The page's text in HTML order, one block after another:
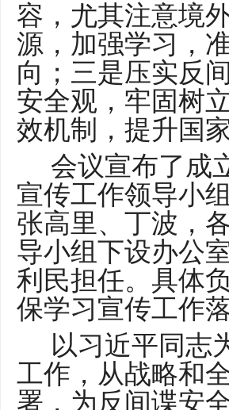
容，尤其注意境
源，加强学习，
向；三是压实反
安全观，牢固树
效机制，提升国
会议宣布了成
宣传工作领导小
张高里、丁波，
导小组下设办公
利民担任。具体
保学习宣传工作
以习近平同志
工作，从战略和
署，为反间谍安